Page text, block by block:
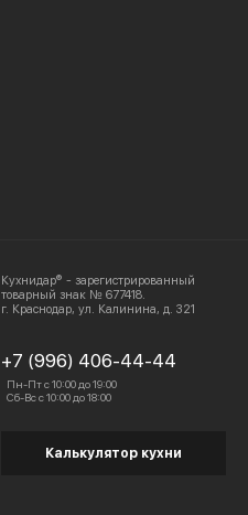
Кухнидар® - зарегистрированный
товарный знак № 677418.
г. Краснодар, ул. Калинина, д. 321
+7 (996) 406-44-44
Пн-Пт с 10:00 до 19:00
Сб-Вс с 10:00 до 18:00
Калькулятор кухни